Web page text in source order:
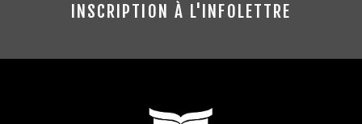
INSCRIPTION À L'INFOLETTRE